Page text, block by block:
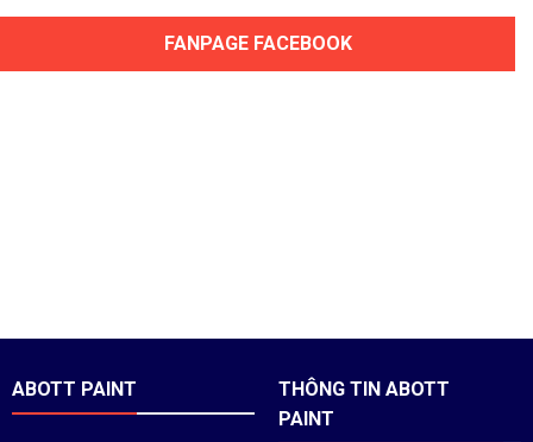
FANPAGE FACEBOOK
ABOTT PAINT
THÔNG TIN ABOTT
PAINT